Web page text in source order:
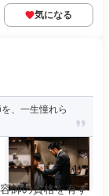
気になる
、一生憧れら
師の資格を有す